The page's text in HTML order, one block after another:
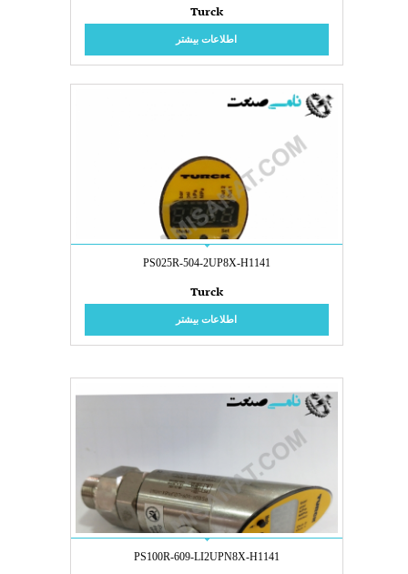
Turck
اطلاعات بیشتر
PS025R-504-2UP8X-H1141
Turck
اطلاعات بیشتر
PS100R-609-LI2UPN8X-H1141